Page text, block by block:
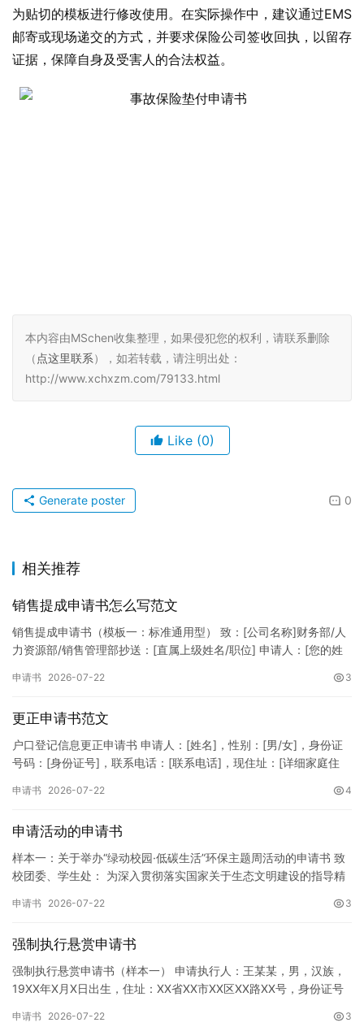
为贴切的模板进行修改使用。在实际操作中，建议通过EMS
邮寄或现场递交的方式，并要求保险公司签收回执，以留存
证据，保障自身及受害人的合法权益。
本内容由MSchen收集整理，如果侵犯您的权利，请联系删除
（ 点这里联系），如若转载，请注明出处：
http://www.xchxzm.com/79133.html
Like (0)
0
Generate poster
相关推荐
销售提成申请书怎么写范文
销售提成申请书（模板一：标准通用型） 致：[公司名称]财务部/人
力资源部/销售管理部抄送：[直属上级姓名/职位] 申请人：[您的姓
申请书 2026-07-22 3
更正申请书范文
户口登记信息更正申请书 申请人：[姓名]，性别：[男/女]，身份证
号码：[身份证号]，联系电话：[联系电话]，现住址：[详细家庭住
申请书 2026-07-22 4
申请活动的申请书
样本一：关于举办“绿动校园·低碳生活”环保主题周活动的申请书 致
校团委、学生处： 为深入贯彻落实国家关于生态文明建设的指导精
申请书 2026-07-22 3
强制执行悬赏申请书
强制执行悬赏申请书（样本一） 申请执行人：王某某，男，汉族，
19XX年X月X日出生，住址：XX省XX市XX区XX路XX号，身份证号
申请书 2026-07-22 3